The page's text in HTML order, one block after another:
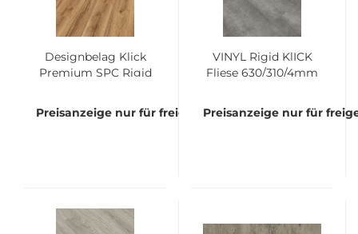
Designbelag Klick
Premium SPC Rigid
3635 Bund à 2,635
qm - incl.
Preisanzeige nur für freigeschaltete Kunden
VINYL Rigid KlICK
Fliese 630/310/4mm
á 1,86 qm
Preisanzeige nur für